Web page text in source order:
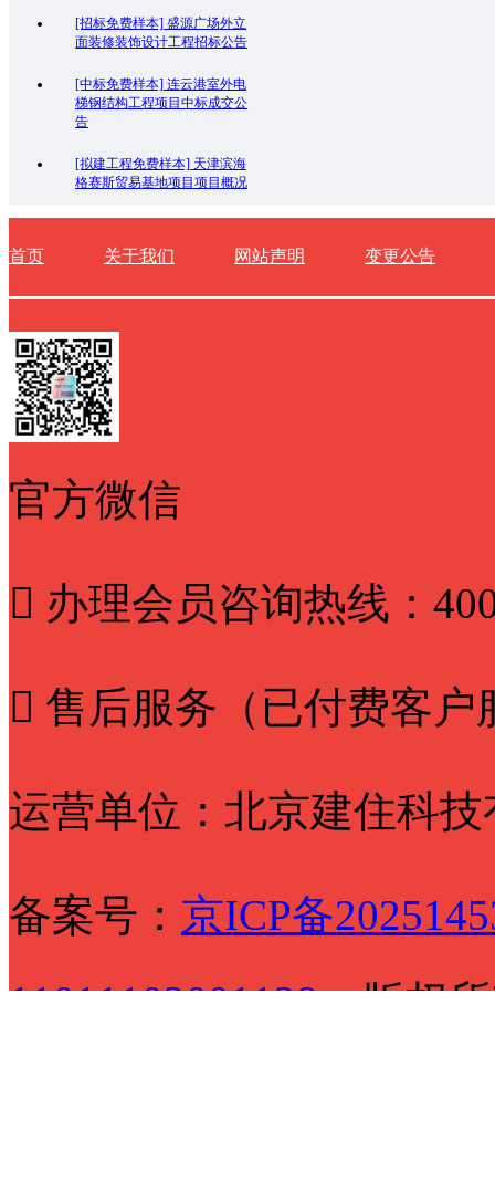
[招标免费样本] 盛源广场外立
面装修装饰设计工程招标公告
[中标免费样本] 连云港室外电
梯钢结构工程项目中标成交公
告
[拟建工程免费样本] 天津滨海
格赛斯贸易基地项目项目概况
首页 关于我们 网站声明 变更公告
官方微信
 办理会员咨询热线：
 售后服务（已付费客户
运营单位：北京建住科
备案号： 京ICP备
11011102001128版权所